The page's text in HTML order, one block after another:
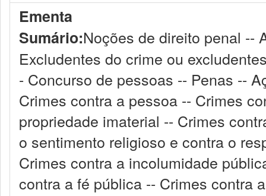
Ementa
Sumário:Noções de direito penal --
Excludentes do crime ou
- Concurso de pessoas -- Penas --
Crimes contra a pessoa -- Crimes
propriedade imaterial -- Crimes
o sentimento religioso e contra o
Crimes contra a incolumidade
contra a fé pública -- Crimes contra